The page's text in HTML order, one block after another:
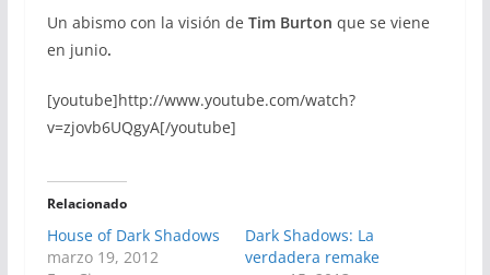
Un abismo con la visión de Tim Burton que se viene
en junio.
[youtube]http://www.youtube.com/watch?
v=zjovb6UQgyA[/youtube]
Relacionado
House of Dark Shadows
marzo 19, 2012
Dark Shadows: La
verdadera remake